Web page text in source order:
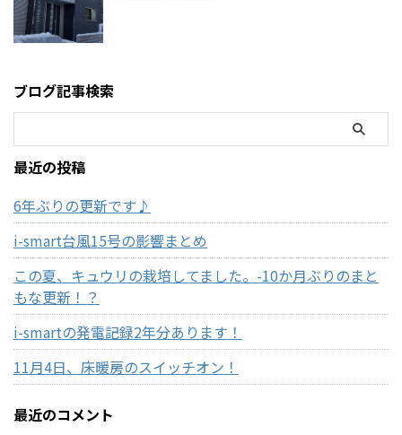
ブログ記事検索
最近の投稿
6年ぶりの更新です♪
i-smart台風15号の影響まとめ
この夏、キュウリの栽培してました。-10か月ぶりのまと
もな更新！？
i-smartの発電記録2年分あります！
11月4日、床暖房のスイッチオン！
最近のコメント